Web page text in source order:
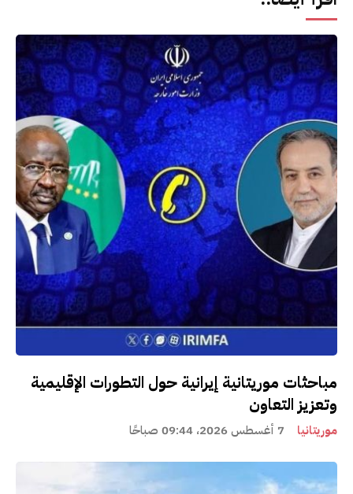
مباحثات موريتانية إيرانية حول التطورات الإقليمية
وتعزيز التعاون
موريتانيا 7 أغسطس 2026، 09:44 صباحًا